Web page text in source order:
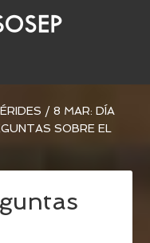
/ 8 MAR: DÍA
SOBRE EL